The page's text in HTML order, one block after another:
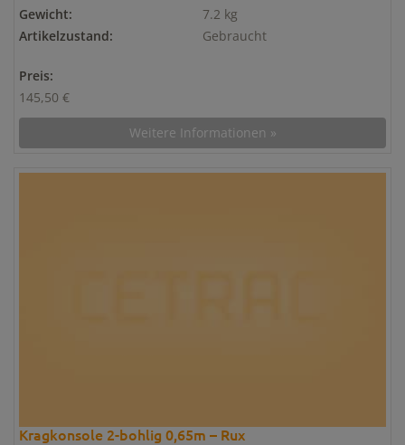
Gewicht:
7.2 kg
Artikelzustand:
Gebraucht
Preis:
145,50 €
Weitere Informationen »
Kragkonsole 2-bohlig 0,65m – Rux